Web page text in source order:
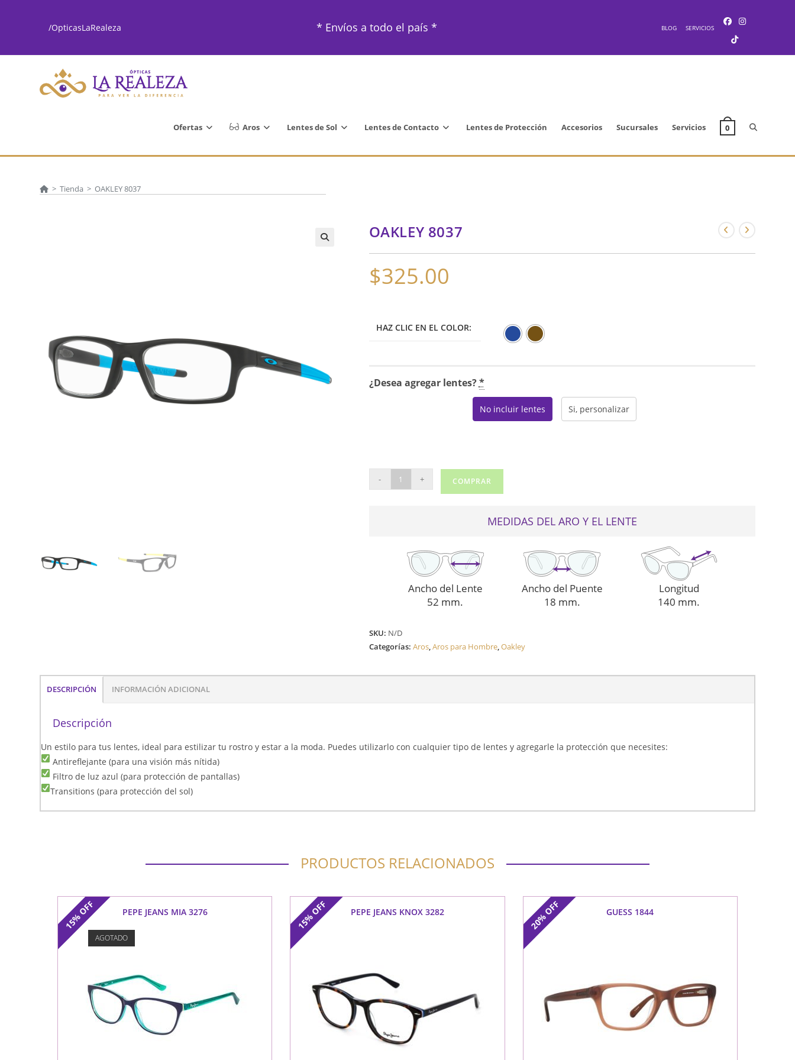
/OpticasLaRealeza * Envíos a todo el país * BLOG SERVICIOS
Ofertas Aros Lentes de Sol Lentes de Contacto Lentes de Protección Accesorios Sucursales Servicios 0 Alternar
la
> Tienda > OAKLEY 8037
OAKLEY 8037
$325.00
HAZ CLIC EN EL COLOR:
¿Desea agregar lentes?*
No incluir lentes Si, personalizar
8037
- + COMPRAR
MEDIDAS DEL ARO Y EL LENTE
Ancho del Lente
52 mm.
Ancho del Puente
18 mm.
Longitud
140 mm.
SKU: N/D
Categorías: Aros,Aros para Hombre,Oakley
DESCRIPCIÓN INFORMACIÓN ADICIONAL
Descripción
Un estilo para tus lentes, ideal para estilizar tu rostro y estar a la moda. Puedes utilizarlo con cualquier tipo de lentes y agregarle la protección que necesites:
Antireflejante (para una visión más nítida)
Filtro de luz azul (para protección de pantallas)
Transitions (para protección del sol)
PRODUCTOS RELACIONADOS
15%
OFF PEPE JEANS MIA 3276
AGOTADO
15%
OFF PEPE JEANS KNOX 3282 20%
OFF GUESS 1844